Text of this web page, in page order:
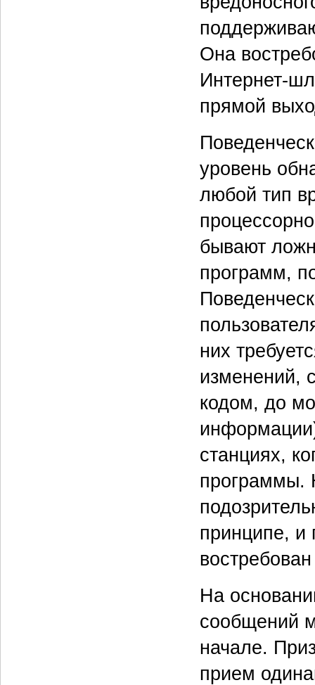
Она
Интернет-
прямой
уровень
любой тип
бывают
программ,
них
изменений,
кодом, до
станциях,
программы.
принципе, и
На
сообщений
начале.
прием